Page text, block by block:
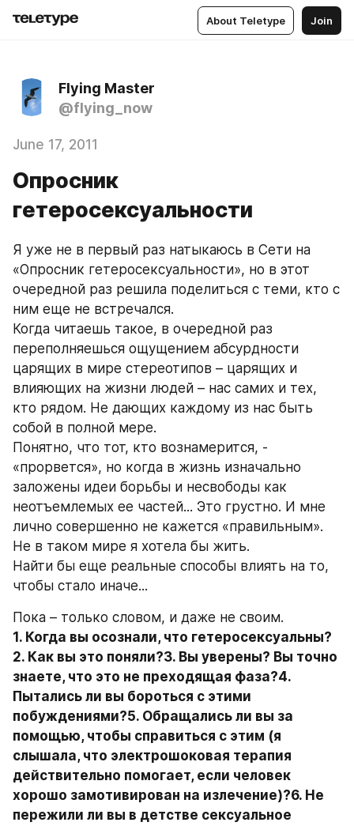
About Teletype Join
Flying Master
@flying_now
June 17, 2011
Опросник
гетеросексуальности
Я уже не в первый раз натыкаюсь в Сети на
«Опросник гетеросексуальности», но в этот
очередной раз решила поделиться с теми, кто с
ним еще не встречался.
Когда читаешь такое, в очередной раз
переполняешься ощущением абсурдности
царящих в мире стереотипов – царящих и
влияющих на жизни людей – нас самих и тех,
кто рядом. Не дающих каждому из нас быть
собой в полной мере.
Понятно, что тот, кто вознамерится, -
«прорвется», но когда в жизнь изначально
заложены идеи борьбы и несвободы как
неотъемлемых ее частей... Это грустно. И мне
лично совершенно не кажется «правильным».
Не в таком мире я хотела бы жить.
Найти бы еще реальные способы влиять на то,
чтобы стало иначе...
Пока – только словом, и даже не своим.
1. Когда вы осознали, что гетеросексуальны?
2. Как вы это поняли?3. Вы уверены? Вы точно
знаете, что это не преходящая фаза?4.
Пытались ли вы бороться с этими
побуждениями?5. Обращались ли вы за
помощью, чтобы справиться с этим (я
слышала, что электрошоковая терапия
действительно помогает, если человек
хорошо замотивирован на излечение)?6. Не
пережили ли вы в детстве сексуальное